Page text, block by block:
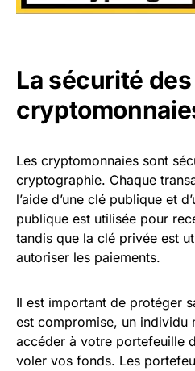
La sécurité des
Les cryptomonnaies sont
cryptographie. Chaque
l’aide d’une clé publique et
publique est utilisée pour
tandis que la clé privée est
autoriser les paiements.
Il est important de protéger
est compromise, un individu
accéder à votre portefeuille
voler vos fonds. Les